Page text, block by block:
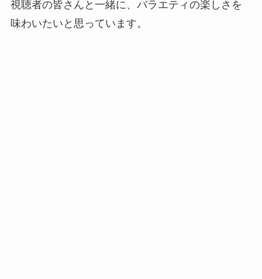
視聴者の皆さんと一緒に、バラエティの楽しさを
味わいたいと思っています。